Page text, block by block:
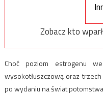
Zobacz kto
Choć poziom estrogenu
wysokotłuszczową oraz
po wydaniu na świat